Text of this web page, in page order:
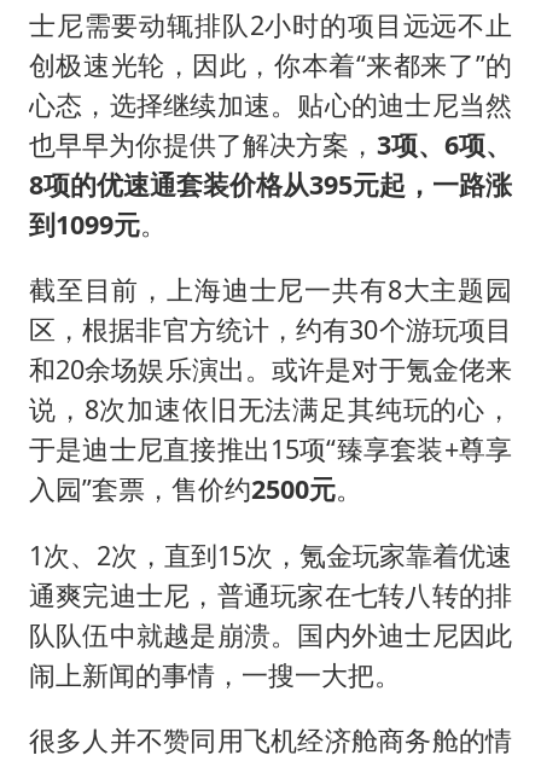
士尼需要动辄排队2小时的项目远远不止
创极速光轮，因此，你本着“来都来了”的
心态，选择继续加速。贴心的迪士尼当然
也早早为你提供了解决方案， 3项、6项、
8项的优速通套装价格从395元起，一路涨
到1099元。
截至目前，上海迪士尼一共有8大主题园
区，根据非官方统计，约有30个游玩项目
和20余场娱乐演出。或许是对于氪金佬来
说，8次加速依旧无法满足其纯玩的心，
于是迪士尼直接推出15项“臻享套装+尊享
入园”套票，售价约2500元。
1次、2次，直到15次，氪金玩家靠着优速
通爽完迪士尼，普通玩家在七转八转的排
队队伍中就越是崩溃。国内外迪士尼因此
闹上新闻的事情，一搜一大把。
很多人并不赞同用飞机经济舱商务舱的情